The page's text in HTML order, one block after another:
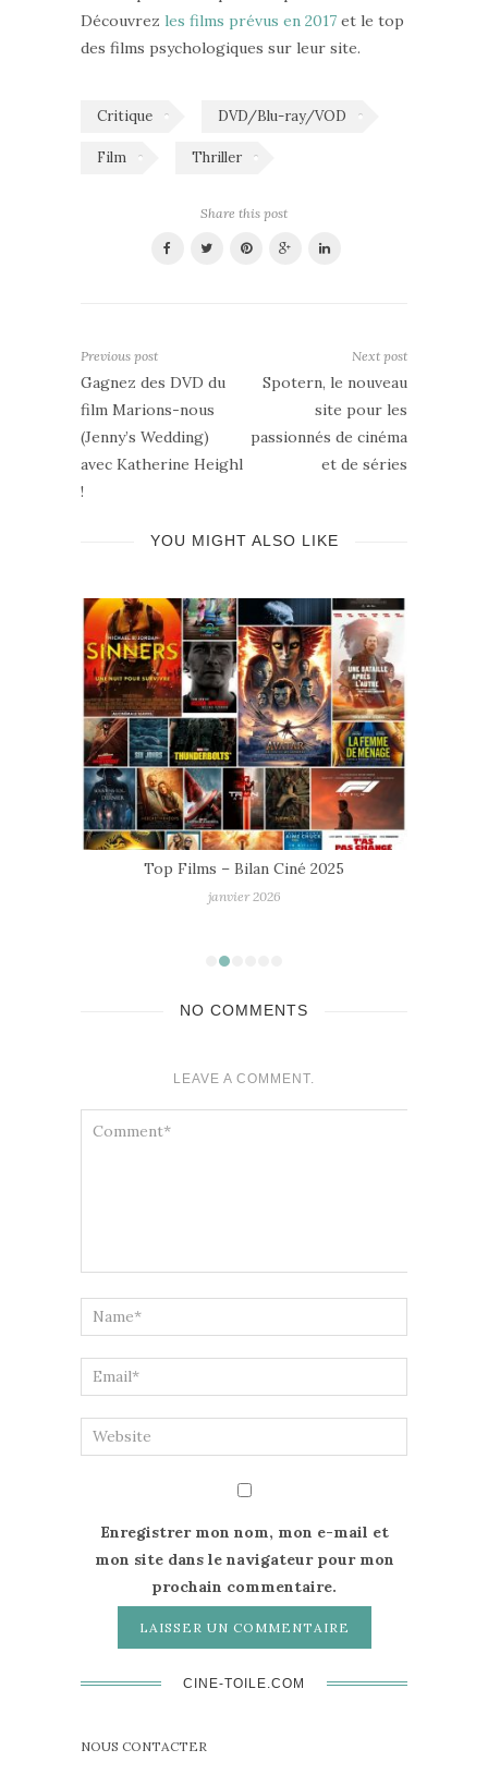
Découvrez les films prévus en 2017 et le top
des films psychologiques sur leur site.
Critique DVD/Blu-ray/VOD
Film Thriller
Share this post
Previous post
Gagnez des DVD du
film Marions-nous
(Jenny’s Wedding)
avec Katherine Heighl
!
Next post
Spotern, le nouveau
site pour les
passionnés de cinéma
et de séries
YOU MIGHT ALSO LIKE
Top Films – Bilan Ciné 2025
janvier 2026
NO COMMENTS
LEAVE A COMMENT.
Enregistrer mon nom, mon e-mail et
mon site dans le navigateur pour mon
prochain commentaire.
CINE-TOILE.COM
NOUS CONTACTER